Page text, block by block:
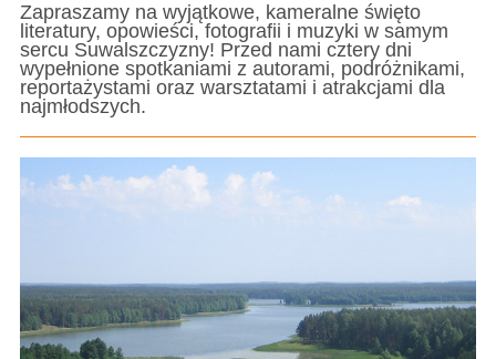
Zapraszamy na wyjątkowe, kameralne święto
literatury, opowieści, fotografii i muzyki w samym
sercu Suwalszczyzny! Przed nami cztery dni
wypełnione spotkaniami z autorami, podróżnikami,
reportażystami oraz warsztatami i atrakcjami dla
najmłodszych.